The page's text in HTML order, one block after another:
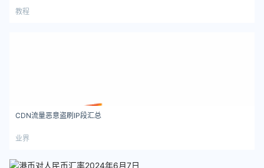
教程
CDN流量恶意盗刷IP段汇总
业界